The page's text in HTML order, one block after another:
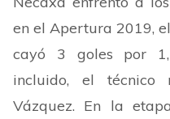
en el Apertura 2019,
cayó 3 goles por
incluido, el técnico
Vázquez. En la